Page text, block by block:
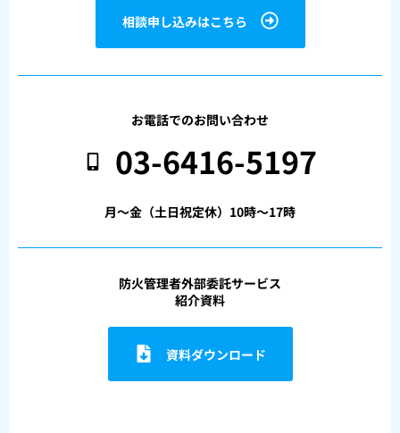
相談申し込みはこちら
お電話でのお問い合わせ
03-6416-5197
月〜金（土日祝定休）10時〜17時
防火管理者外部委託サービス
紹介資料
資料ダウンロード